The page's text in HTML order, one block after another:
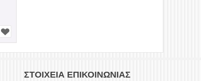
ΣΤΟΙΧΕΊΑ ΕΠΙΚΟΙΝΩΝΊΑΣ